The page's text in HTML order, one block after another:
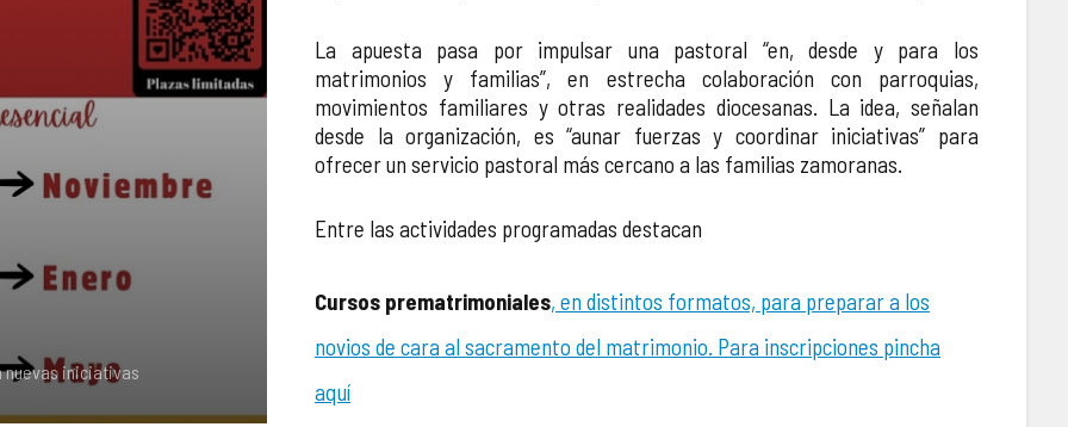
nuevas iniciativas
La apuesta pasa por impulsar una pastoral “en, desde y para los
matrimonios y familias”, en estrecha colaboración con parroquias,
movimientos familiares y otras realidades diocesanas. La idea, señalan
desde la organización, es “aunar fuerzas y coordinar iniciativas” para
ofrecer un servicio pastoral más cercano a las familias zamoranas.
Entre las actividades programadas destacan
Cursos prematrimoniales, en distintos formatos, para preparar a los
novios de cara al sacramento del matrimonio. Para inscripciones pincha
aquí